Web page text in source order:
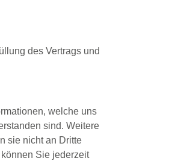
des Vertrags und
welche uns
sind. Weitere
sie nicht an Dritte
Sie jederzeit